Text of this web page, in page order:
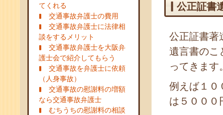
てくれる
交通事故弁護士の費用
交通事故弁護士に法律相
談をするメリット
交通事故弁護士を大阪弁
護士会で紹介してもらう
交通事故を弁護士に依頼
（人身事故）
交通事故の慰謝料の増額
なら交通事故弁護士
むちうちの慰謝料の相談
公正証書
公正証書著
遺言書のこ
ってきます
例えば１０
は５０００